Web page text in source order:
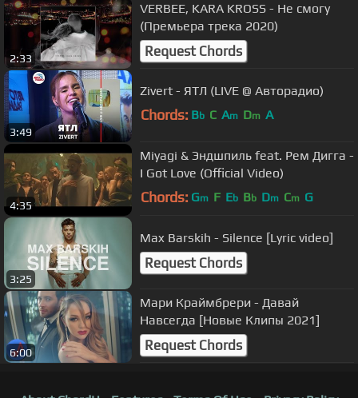
2:33
VERBEE, KARA KROSS - Не смогу
(Премьера трека 2020)
Request Chords
3:49
Zivert - ЯТЛ (LIVE @ Авторадио)
Chords: Bb C Am Dm A
4:35
Miyagi & Эндшпиль feat. Рем Дигга -
I Got Love (Official Video)
Chords: Gm F Eb Bb Dm Cm G
3:25
Max Barskih - Silence [Lyric video]
Request Chords
6:00
Мари Краймбрери - Давай
Навсегда [Новые Клипы 2021]
Request Chords